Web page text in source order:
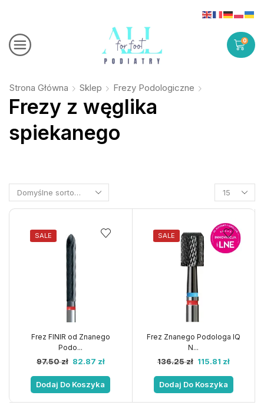
0
Strona Główna Sklep Frezy Podologiczne
Frezy z węglika
spiekanego
SALE
Frez FINIR od Znanego
Podo...
97.50zł 82.87 zł
Dodaj Do Koszyka
SALE
Frez Znanego Podologa IQ
N...
136.25zł 115.81 zł
Dodaj Do Koszyka